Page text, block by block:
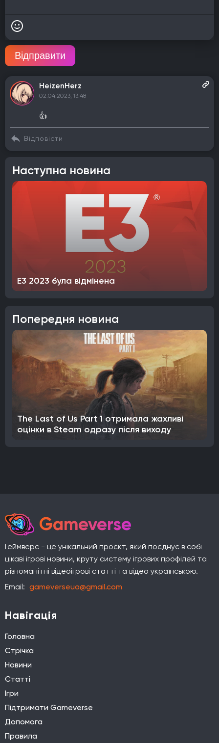
Відправити
HeizenHerz
02.04.2023, 13:48
👍
Відповісти
Наступна новина
E3 2023 була відмінена
Попередня новина
The Last of Us Part 1 отримала жахливі
оцінки в Steam одразу після виходу
Gameverse
Геймверс - це унікальний проєкт, який поєднує в собі
цікаві ігрові новини, круту систему ігрових профілей та
різноманітні відеоігрові статті та відео українською.
Email: gameverseua@gmail.com
Навігація
Головна
Стрічка
Новини
Статті
Ігри
Підтримати Gameverse
Допомога
Правила